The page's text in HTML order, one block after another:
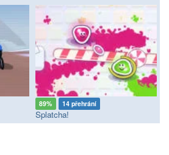
89% 14 přehrání
Splatcha!